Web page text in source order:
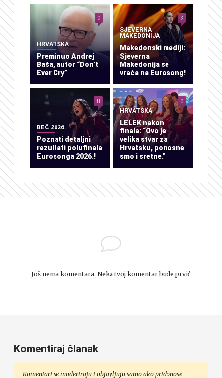
HRVATSKA
Preminuo Andrej
Baša, autor “Don’t
Ever Cry”
0
SJEVERNA
MAKEDONIJA
Makedonski mediji:
Sjeverna
Makedonija se
vraća na Eurosong!
3
BEČ 2026.
Poznati detaljni
rezultati polufinala
Eurosonga 2026.!
11
HRVATSKA
LELEK nakon
finala: “Ovo je
velika stvar za
Hrvatsku, ponosne
smo i sretne.”
0
Još nema komentara. Neka tvoj komentar bude prvi?
Komentiraj članak
Komentari se moderiraju i objavljuju samo ako pridonose